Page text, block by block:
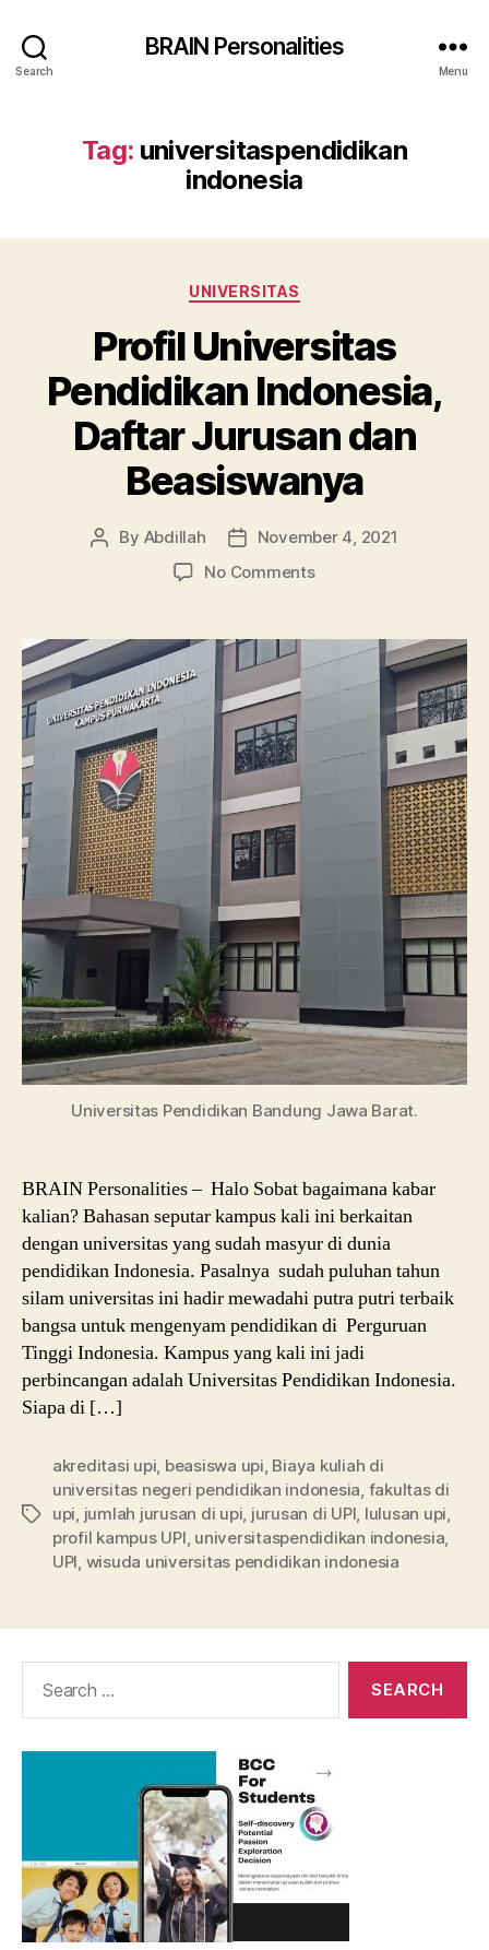
Search
BRAIN Personalities
Menu
Tag: universitaspendidikan
indonesia
Categories
UNIVERSITAS
Profil Universitas
Pendidikan Indonesia,
Daftar Jurusan dan
Beasiswanya
Post
By Abdillah
Post
date
November 4, 2021
No Commentson
Pendidikan
Indonesia,
Daftar
Beasiswanya
Universitas Pendidikan Bandung Jawa Barat.
BRAIN Personalities – Halo Sobat bagaimana kabar
kalian? Bahasan seputar kampus kali ini berkaitan
dengan universitas yang sudah masyur di dunia
pendidikan Indonesia. Pasalnya sudah puluhan tahun
silam universitas ini hadir mewadahi putra putri terbaik
bangsa untuk mengenyam pendidikan di Perguruan
Tinggi Indonesia. Kampus yang kali ini jadi
perbincangan adalah Universitas Pendidikan Indonesia.
Siapa di […]
Tags
akreditasi upi beasiswa upi Biaya kuliah di
universitas negeri pendidikan indonesia fakultas di
upi jumlah jurusan di upi jurusan di UPI lulusan upi
profil kampus UPI universitaspendidikan indonesia
UPI wisuda universitas pendidikan indonesia